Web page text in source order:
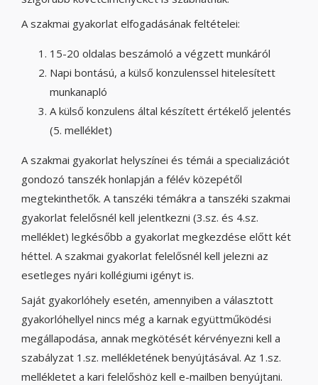
A szakmai gyakorlat elfogadásának feltételei:
15-20 oldalas beszámoló a végzett munkáról
Napi bontású, a külső konzulenssel hitelesített
munkanapló
A külső konzulens által készített értékelő jelentés
(5. melléklet)
A szakmai gyakorlat helyszínei és témái a specializációt
gondozó tanszék honlapján a félév közepétől
megtekinthetők. A tanszéki témákra a tanszéki szakmai
gyakorlat felelősnél kell jelentkezni (3.sz. és 4.sz.
melléklet) legkésőbb a gyakorlat megkezdése előtt két
héttel. A szakmai gyakorlat felelősnél kell jelezni az
esetleges nyári kollégiumi igényt is.
Saját gyakorlóhely esetén, amennyiben a választott
gyakorlóhellyel nincs még a karnak együttműködési
megállapodása, annak megkötését kérvényezni kell a
szabályzat 1.sz. mellékletének benyújtásával. Az 1.sz.
mellékletet a kari felelőshöz kell e-mailben benyújtani.